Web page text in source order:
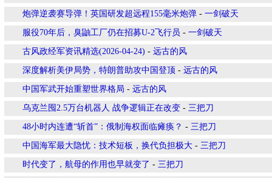
炮弹逆袭赛导弹！英国研发超远程155毫米炮弹 - 一剑破天
服役70年后，臭鼬工厂仍在招募U-2飞行员 - 一剑破天
古风政经军资讯精选(2026-04-24) - 远古的风
深度解析美伊局势，特朗普助攻中国登顶 - 远古的风
中国军武开始重塑世界格局 - 远古的风
乌克兰囤2.5万台机器人 战争逻辑正在改变 - 三把刀
48小时内连遭“斩首”：俄制海权面临瘫痪？ - 三把刀
中国海军最大隐忧：技术短板，换代负担极大 - 三把刀
时代变了，航母的作用也早就变了 - 三把刀